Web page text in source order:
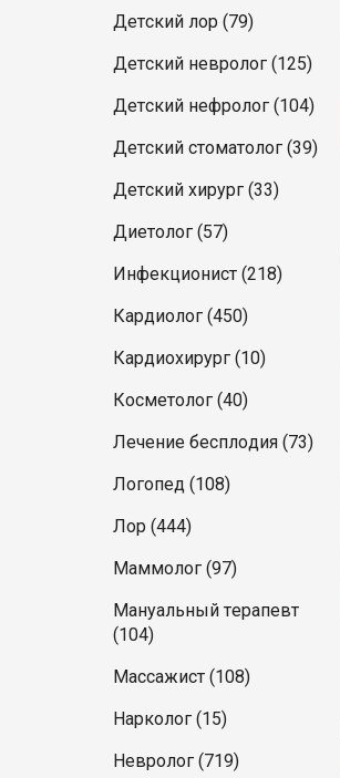
Детский лор (79)
Детский невролог (125)
Детский нефролог (104)
Детский стоматолог (39)
Детский хирург (33)
Диетолог (57)
Инфекционист (218)
Кардиолог (450)
Кардиохирург (10)
Косметолог (40)
Лечение бесплодия (73)
Логопед (108)
Лор (444)
Маммолог (97)
Мануальный терапевт
(104)
Массажист (108)
Нарколог (15)
Невролог (719)